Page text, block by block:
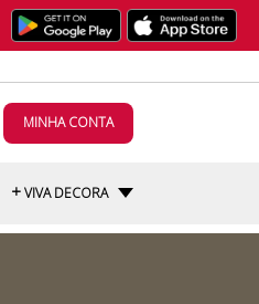
MINHA CONTA
+VIVA DECORA